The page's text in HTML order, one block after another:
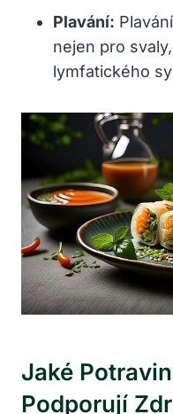
Plavání:
nejen pro
lymfatického
Jaké
Podporují